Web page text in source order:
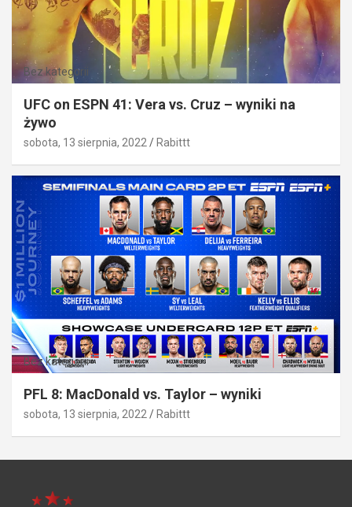
Bez kategorii
UFC on ESPN 41: Vera vs. Cruz – wyniki na
żywo
sobota, 13 sierpnia, 2022 Rabittt
Bez kategorii
PFL 8: MacDonald vs. Taylor – wyniki
sobota, 13 sierpnia, 2022 Rabittt